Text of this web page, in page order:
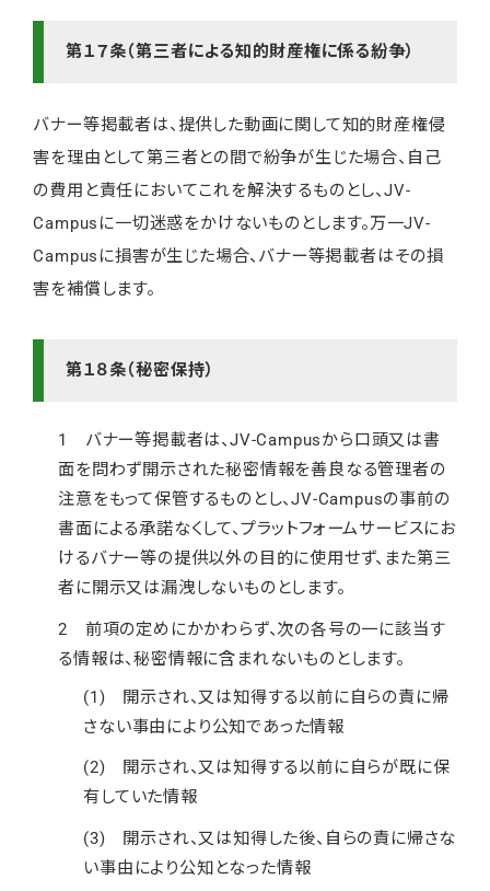
第１７条（第三者による知的財産権に係る紛争）
バナー等掲載者は、提供した動画に関して知的財産権侵
害を理由として第三者との間で紛争が生じた場合、自己
の費用と責任においてこれを解決するものとし、JV-
Campusに一切迷惑をかけないものとします。万一JV-
Campusに損害が生じた場合、バナー等掲載者はその損
害を補償します。
第１８条（秘密保持）
1 バナー等掲載者は、JV-Campusから口頭又は書
面を問わず開示された秘密情報を善良なる管理者の
注意をもって保管するものとし、JV-Campusの事前の
書面による承諾なくして、プラットフォームサービスにお
けるバナー等の提供以外の目的に使用せず、また第三
者に開示又は漏洩しないものとします。
2 前項の定めにかかわらず、次の各号の一に該当す
る情報は、秘密情報に含まれないものとします。
(1) 開示され、又は知得する以前に自らの責に帰
さない事由により公知であった情報
(2) 開示され、又は知得する以前に自らが既に保
有していた情報
(3) 開示され、又は知得した後、自らの責に帰さな
い事由により公知となった情報